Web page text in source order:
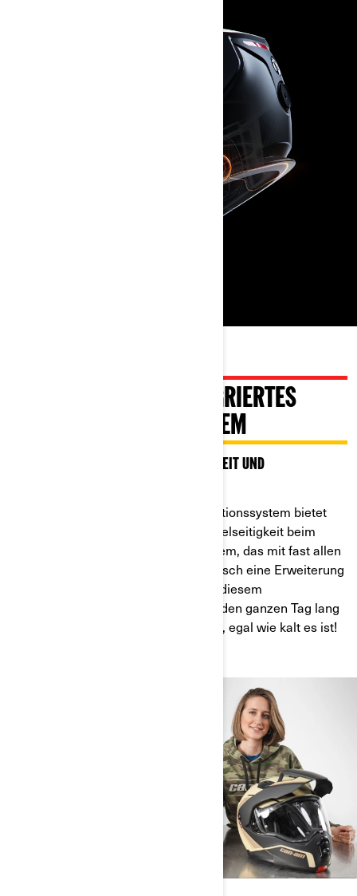
NEUER HELM UND INTEGRIERTES
KOMMUNIKATIONSSYSTEM
EINE PERFEKTE MISCHUNG AUS SICHERHEIT UND
Das neue Vibe Universal Kommunikationssystem bietet
unvergleichliche Konnektivität und Vielseitigkeit beim
Fahren. Dieses Kommunikationssystem, das mit fast allen
BRP-Helmen kompatibel ist, ist praktisch eine Erweiterung
des Ökosystems des Fahrzeugs: mit diesem
herausragenden System können Sie den ganzen Tag lang
bequem chatten, zuhören und fahren, egal wie kalt es ist!